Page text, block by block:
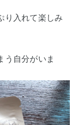
り入れて楽しみ
う自分がいま